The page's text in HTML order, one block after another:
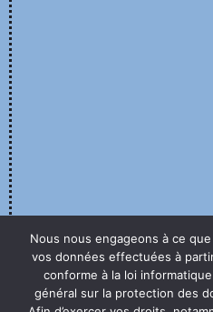
Nous nous engageons à ce
vos données effectuées à
conforme à la loi
général sur la protection des